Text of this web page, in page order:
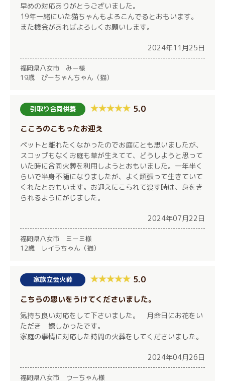
早めの対応ありがとうございました。
19年一緒にいた猫ちゃんもよろこんでるとおもいます。
また機会があればよろしくお願いします。
2024年11月25日
福岡県八女市 みー様
19歳 ぴーちゃんちゃん（猫）
引取り合同供養 5.0
こころのこもったお迎え
ペットと離れたくなかったのでお庭にとも思いましたが、
スコップもなくお庭も草が生えてて、どうしようと思って
いた時に合同火葬を利用しようとおもいました。一年半く
らいで半身不随になりましたが、よく頑張って生きていて
くれたとおもいます。お迎えにこられて渡す時は、身をき
られるようにがじました。
2024年07月22日
福岡県八女市 ミーミ様
12歳 レイラちゃん（猫）
家族立会火葬 5.0
こちらの思いをうけてくださいました。
気持ち良い対応をして下さいました。 月命日にお花をい
ただき 嬉しかったです。
家庭の事情に対応した時間の火葬をしてくださいました。
2024年04月26日
福岡県八女市 ウーちゃん様